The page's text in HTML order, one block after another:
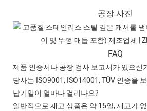
공장 사진
FAQ
제품 인증서나 공장 검사 보고서가 있으신
당사는 ISO9001, ISO14001, TÜV 인증을
납기일이 얼마나 걸리나요?
일반적으로 재고 상품은 약 15일, 재고가